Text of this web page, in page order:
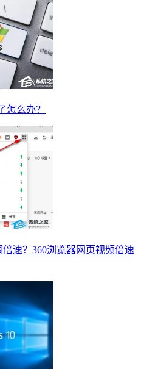
怎么办？
速？360浏览器网页视频倍速